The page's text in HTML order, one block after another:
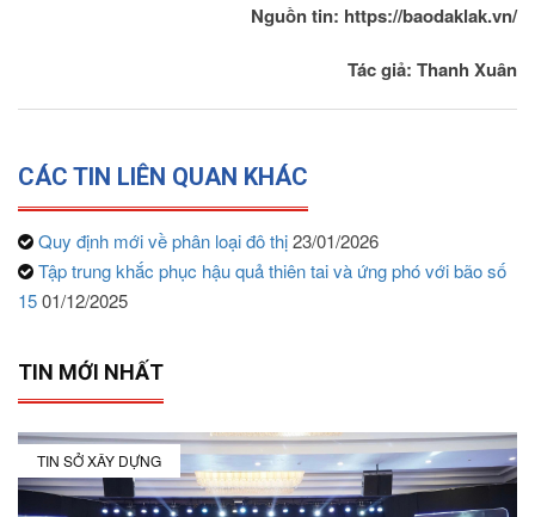
Nguồn tin: https://baodaklak.vn/
Tác giả: Thanh Xuân
CÁC TIN LIÊN QUAN KHÁC
Quy định mới về phân loại đô thị23/01/2026
Tập trung khắc phục hậu quả thiên tai và ứng phó với bão số
1501/12/2025
TIN MỚI NHẤT
TIN SỞ XÂY DỰNG